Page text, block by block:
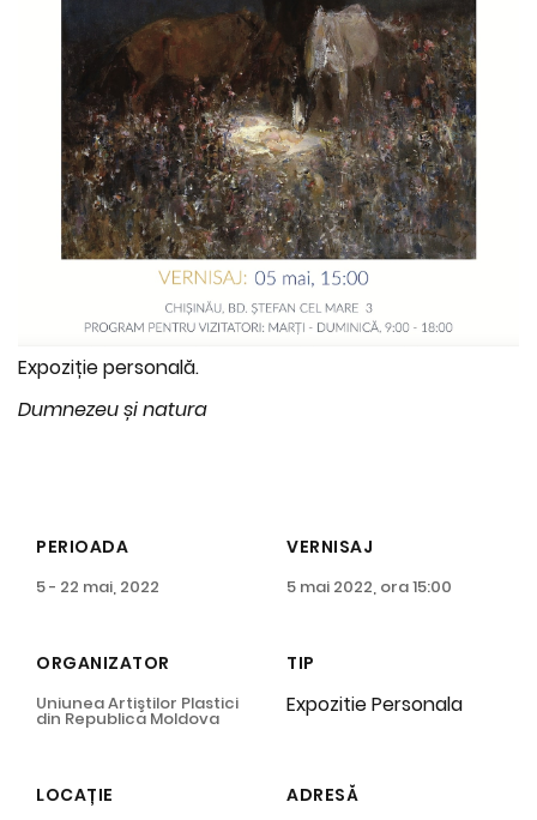
Expoziție personală.
Dumnezeu și natura
PERIOADA
5 - 22 mai, 2022
VERNISAJ
5 mai 2022, ora 15:00
ORGANIZATOR
Uniunea Artiştilor Plastici
din Republica Moldova
TIP
Expozitie Personala
LOCAȚIE ADRESĂ